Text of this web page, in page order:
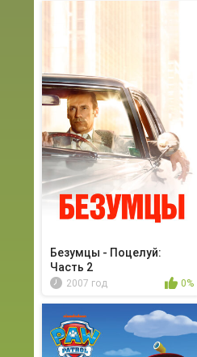
Безумцы - Поцелуй:
Часть 2
2007 год 0%